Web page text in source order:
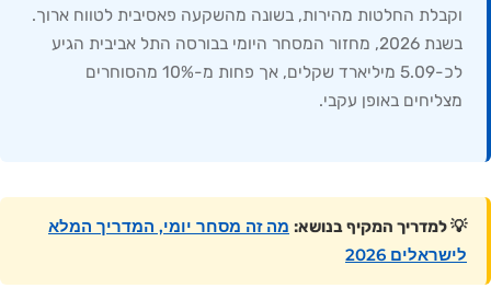
וקבלת החלטות מהירות, בשונה מהשקעה פאסיבית לטווח ארוך.
בשנת 2026, מחזור המסחר היומי בבורסה התל אביבית הגיע
לכ-5.09 מיליארד שקלים, אך פחות מ-10% מהסוחרים
מצליחים באופן עקבי.
💡 למדריך המקיף בנושא: מה זה מסחר יומי, המדריך המלא
לישראלים 2026